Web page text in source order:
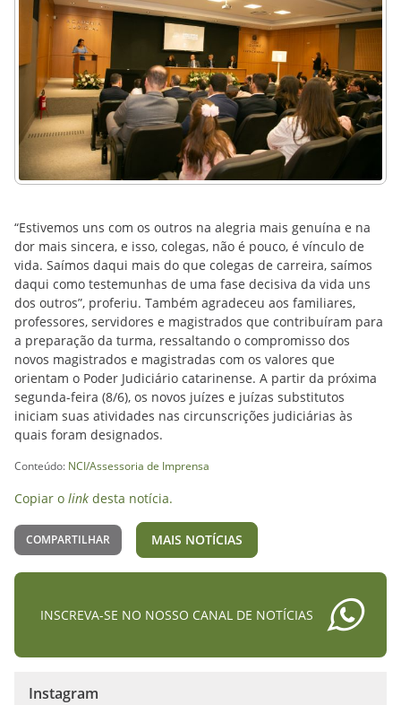
“Estivemos uns com os outros na alegria mais genuína e na
dor mais sincera, e isso, colegas, não é pouco, é vínculo de
vida. Saímos daqui mais do que colegas de carreira, saímos
daqui como testemunhas de uma fase decisiva da vida uns
dos outros”, proferiu. Também agradeceu aos familiares,
professores, servidores e magistrados que contribuíram para
a preparação da turma, ressaltando o compromisso dos
novos magistrados e magistradas com os valores que
orientam o Poder Judiciário catarinense. A partir da próxima
segunda-feira (8/6), os novos juízes e juízas substitutos
iniciam suas atividades nas circunscrições judiciárias às
quais foram designados.
Conteúdo: NCI/Assessoria de Imprensa
Copiar o link desta notícia.
COMPARTILHAR MAIS NOTÍCIAS
INSCREVA-SE NO NOSSO CANAL DE NOTÍCIAS
Instagram